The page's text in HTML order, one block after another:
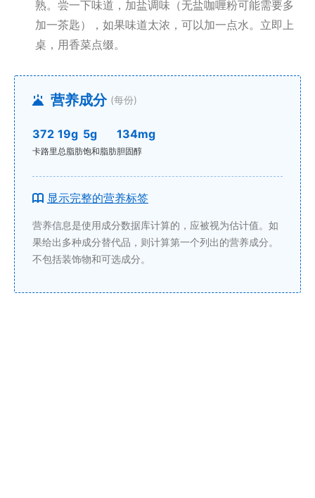
熟。尝一下味道，加盐调味（无盐咖喱粉可能需要多
加一茶匙），如果味道太浓，可以加一点水。立即上
桌，用香菜点缀。
营养成分 (每份)
372
卡路里
19g
总脂肪
5g
饱和脂肪
134mg
胆固醇
显示完整的营养标签
营养信息是使用成分数据库计算的，应被视为估计值。如
果给出多种成分替代品，则计算第一个列出的营养成分。
不包括装饰物和可选成分。